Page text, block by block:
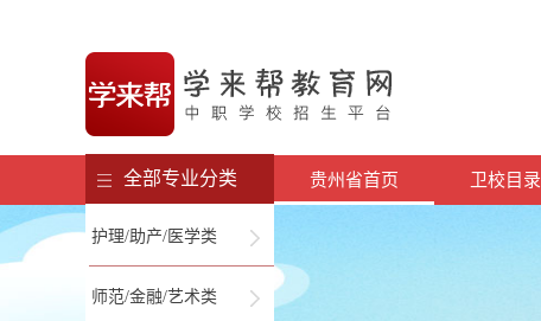
贵州省首页 卫校目录
全部专业分类
护理/助产/医学类
师范/金融/艺术类